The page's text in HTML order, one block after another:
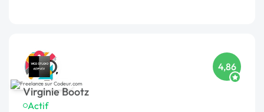
Virginie Bootz
Actif
4,86